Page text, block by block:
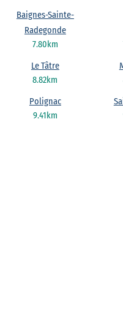
7.80km
Baignes-Sainte-
Radegonde
8.82km
Le Tâtre
9.41km
Polignac